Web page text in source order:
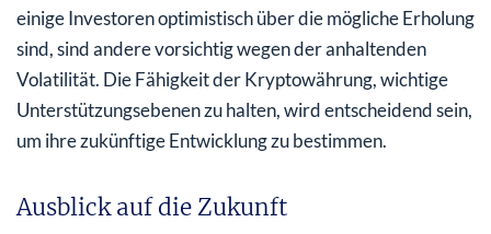
einige Investoren optimistisch über die mögliche Erholung
sind, sind andere vorsichtig wegen der anhaltenden
Volatilität. Die Fähigkeit der Kryptowährung, wichtige
Unterstützungsebenen zu halten, wird entscheidend sein,
um ihre zukünftige Entwicklung zu bestimmen.
Ausblick auf die Zukunft